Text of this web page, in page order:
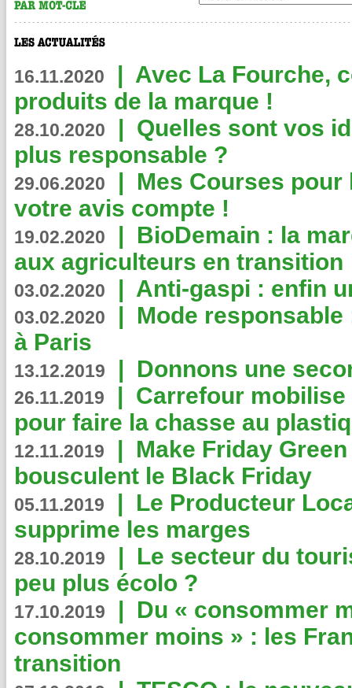
16.11.2020 | Avec La Fourche,
produits de la marque !
28.10.2020 | Quelles sont vos
plus responsable ?
29.06.2020 | Mes Courses pour
votre avis compte !
19.02.2020 | BioDemain : la
aux agriculteurs en transition
03.02.2020 | Anti-gaspi : enfin
03.02.2020 | Mode
à Paris
13.12.2019 | Donnons une
26.11.2019 | Carrefour
pour faire la chasse au
12.11.2019 | Make Friday
bousculent le Black Friday
05.11.2019 | Le Producteur
supprime les marges
28.10.2019 | Le secteur du
peu plus écolo ?
17.10.2019 | Du « consommer
consommer moins » : les
transition